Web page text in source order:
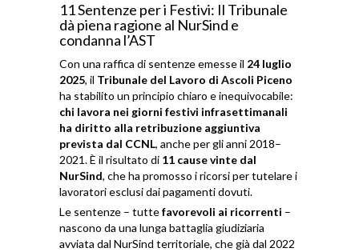
11 Sentenze per i Festivi: Il Tribunale
dà piena ragione al NurSind e
condanna l’AST
Con una raffica di sentenze emesse il 24 luglio
2025, il Tribunale del Lavoro di Ascoli Piceno
ha stabilito un principio chiaro e inequivocabile:
chi lavora nei giorni festivi infrasettimanali
ha diritto alla retribuzione aggiuntiva
prevista dal CCNL, anche per gli anni 2018–
2021. È il risultato di 11 cause vinte dal
NurSind, che ha promosso i ricorsi per tutelare i
lavoratori esclusi dai pagamenti dovuti.
Le sentenze – tuttefavorevoli ai ricorrenti –
nascono da una lunga battaglia giudiziaria
avviata dal NurSind territoriale, che già dal 2022